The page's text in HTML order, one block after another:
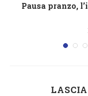
Pausa pranzo,